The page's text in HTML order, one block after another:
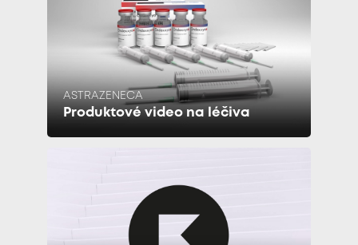
ASTRAZENECA
Produktové video na léčiva